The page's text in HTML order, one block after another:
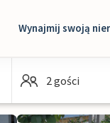
Wynajmij swoją
2 gości